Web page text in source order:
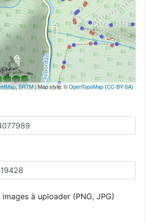
,SRTM | Map style: ©OpenTopoMap (CC-BY-SA)
à uploader (PNG, JPG)